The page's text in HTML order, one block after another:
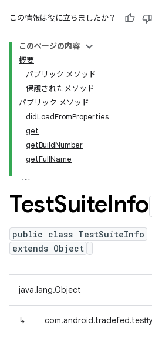
この情報は役に立ちましたか？
このページの内容
概要
パブリック メソッド
保護されたメソッド
パブリック メソッド
didLoadFromProperties
get
getBuildNumber
getFullName
TestSuiteInfo
public class TestSuiteInfo
extends Object
java.lang.Object
↳